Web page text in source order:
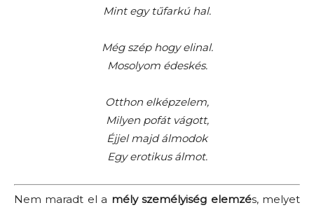
Mint egy tűfarkú hal.
Még szép hogy elinal.
Mosolyom édeskés.
Otthon elképzelem,
Milyen pofát vágott,
Éjjel majd álmodok
Egy erotikus álmot.
Nem maradt el a mély személyiség elemzés, melyet